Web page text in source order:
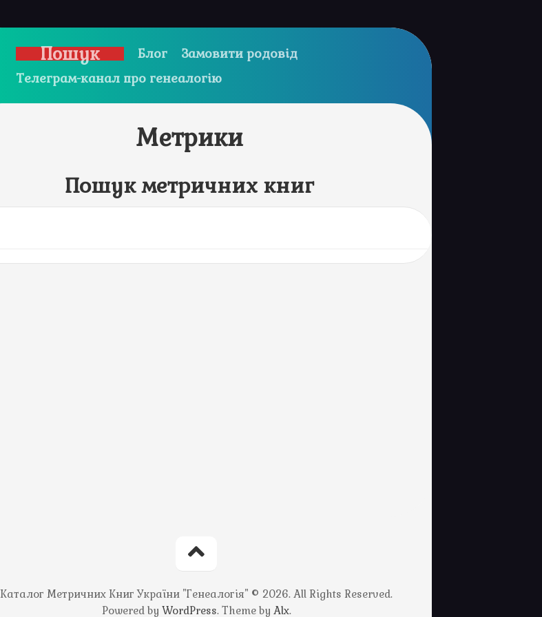
Пошук Блог
Замовити родовід
Телеграм-канал про генеалогію
Метрики
Пошук метричних книг
Каталог Метричних Книг України "Генеалогія" © 2026. All Rights Reserved.
Powered by WordPress. Theme by Alx.